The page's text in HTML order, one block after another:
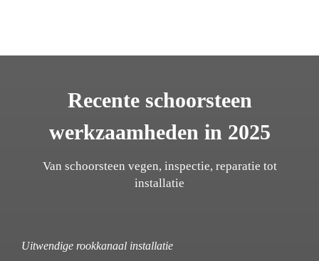
Recente schoorsteen
werkzaamheden in 2025
Van schoorsteen vegen, inspectie, reparatie tot
installatie
Uitwendige rookkanaal installatie